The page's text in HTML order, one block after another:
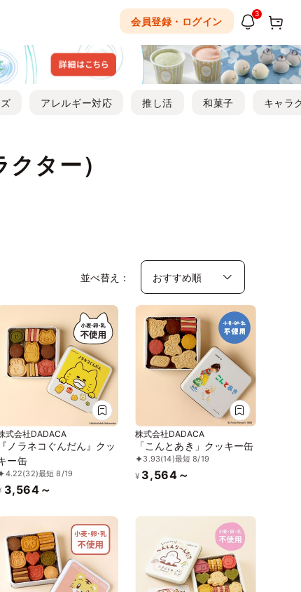
会員登録・ログイン
3
アレルギー対応 推し活 和菓子 キャラ
ター）
並べ替え：
式会社DADACA
『ノラネコぐんだん』クッ
ー缶
4.22(32)最短 8/19
3,564～
株式会社DADACA
「こんとあき」クッキー缶
3.93(14)最短 8/19
¥ 3,564～